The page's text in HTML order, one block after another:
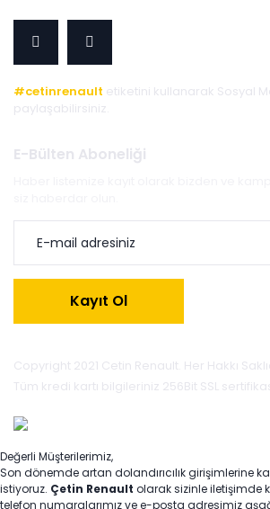
#cetinrenault etiketini kullanarak Sosyal
paylaşabilirsiniz.
E-Bülten Aboneliği
Kayıt Ol
Copyright 2021 Cetin Renault. Her Hakkı
Tüm kredi kartı bilgileriniz 256Bit SSL
Değerli Müşterilerimiz,
Son dönemde artan dolandırıcılık girişimlerine
istiyoruz. Çetin Renault olarak sizinle iletişimde
telefon numaralarımız ve e-posta adresimiz